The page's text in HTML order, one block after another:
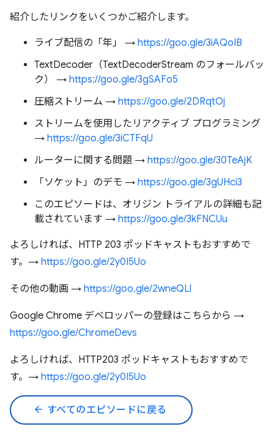
紹介したリンクをいくつかご紹介します。
ライブ配信の「年」 → https://goo.gle/3iAQoIB
TextDecoder（TextDecoderStream のフォールバッ
ク） → https://goo.gle/3gSAFo5
圧縮ストリーム → https://goo.gle/2DRqtOj
ストリームを使用したリアクティブ プログラミング
→ https://goo.gle/3iCTFqU
ルーターに関する問題 → https://goo.gle/30TeAjK
「ソケット」のデモ → https://goo.gle/3gUHci3
このエピソードは、オリジン トライアルの詳細も記
載されています → https://goo.gle/3kFNCUu
よろしければ、HTTP 203 ポッドキャストもおすすめで
す。→ https://goo.gle/2y0I5Uo
その他の動画 → https://goo.gle/2wneQLl
Google Chrome デベロッパーの登録はこちらから →
https://goo.gle/ChromeDevs
よろしければ、HTTP203 ポッドキャストもおすすめで
す。→ https://goo.gle/2y0I5Uo
arrow_back すべてのエピソードに戻る